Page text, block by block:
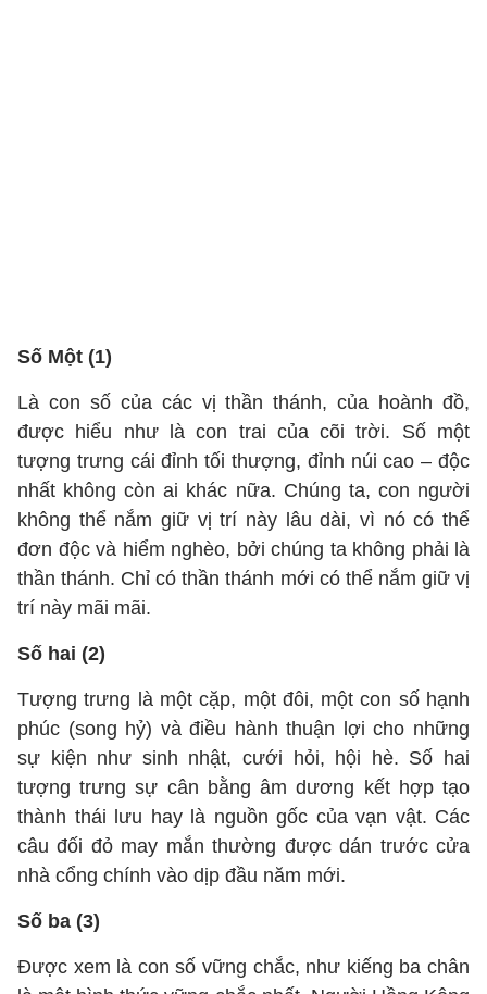
Số Một (1)
Là con số của các vị thần thánh, của hoành đồ,
được hiểu như là con trai của cõi trời. Số một
tượng trưng cái đỉnh tối thượng, đỉnh núi cao – độc
nhất không còn ai khác nữa. Chúng ta, con người
không thể nắm giữ vị trí này lâu dài, vì nó có thể
đơn độc và hiểm nghèo, bởi chúng ta không phải là
thần thánh. Chỉ có thần thánh mới có thể nắm giữ vị
trí này mãi mãi.
Số hai (2)
Tượng trưng là một cặp, một đôi, một con số hạnh
phúc (song hỷ) và điều hành thuận lợi cho những
sự kiện như sinh nhật, cưới hỏi, hội hè. Số hai
tượng trưng sự cân bằng âm dương kết hợp tạo
thành thái lưu hay là nguồn gốc của vạn vật. Các
câu đối đỏ may mắn thường được dán trước cửa
nhà cổng chính vào dịp đầu năm mới.
Số ba (3)
Được xem là con số vững chắc, như kiếng ba chân